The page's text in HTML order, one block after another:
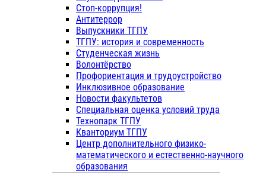
Стоп-коррупция!
Антитеррор
Выпускники ТГПУ
ТГПУ: история и современность
Студенческая жизнь
Волонтёрство
Профориентация и трудоустройство
Инклюзивное образование
Новости факультетов
Специальная оценка условий труда
Технопарк ТГПУ
Кванториум ТГПУ
Центр дополнительного физико-
математического и естественно-научного
образования